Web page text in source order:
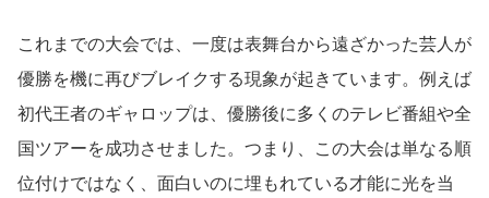
これまでの大会では、一度は表舞台から遠ざかった芸人が
優勝を機に再びブレイクする現象が起きています。例えば
初代王者のギャロップは、優勝後に多くのテレビ番組や全
国ツアーを成功させました。つまり、この大会は単なる順
位付けではなく、面白いのに埋もれている才能に光を当